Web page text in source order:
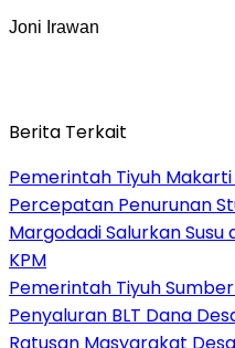
Joni Irawan
Berita Terkait
Pemerintah Tiyuh Makarti
Percepatan Penurunan
Margodadi Salurkan
KPM
Pemerintah Tiyuh
Penyaluran BLT Dana
Ratusan Masyarakat